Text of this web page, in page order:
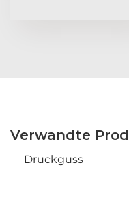
Verwandte
Druckguss